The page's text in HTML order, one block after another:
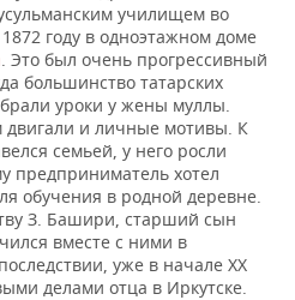
училищем во
году в одноэтажном доме
. Это был очень прогрессивный
большинство татарских
уроки у жены муллы.
и личные мотивы. К
семьей, у него росли
предприниматель хотел
обучения в родной деревне.
З. Башири, старший сын
вместе с ними в
уже в начале ХХ
делами отца в Иркутске.